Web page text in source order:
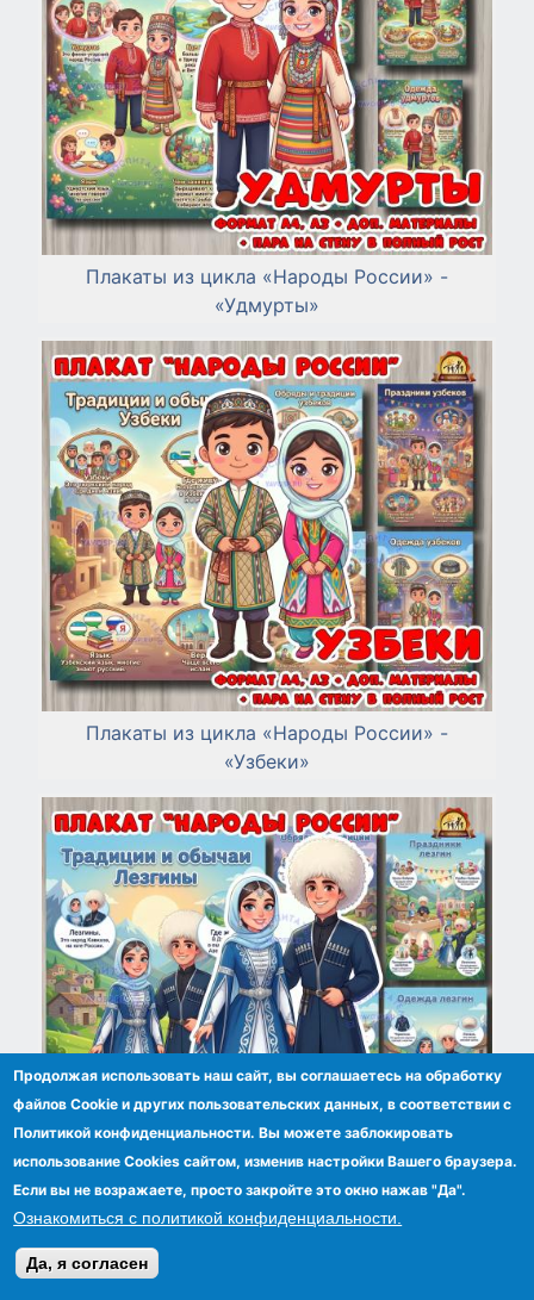
Плакаты из цикла «Народы России» -
«Удмурты»
Плакаты из цикла «Народы России» -
«Узбеки»
Плакаты из цикла «Народы России» -
«Лезгины»
Продолжая использовать наш сайт, вы соглашаетесь на обработку
файлов Сookie и других пользовательских данных, в соответствии с
Политикой конфиденциальности. Вы можете заблокировать
использование Cookies сайтом, изменив настройки Вашего браузера.
Если вы не возражаете, просто закройте это окно нажав "Да".
Ознакомиться с политикой конфиденциальности.
Да, я согласен